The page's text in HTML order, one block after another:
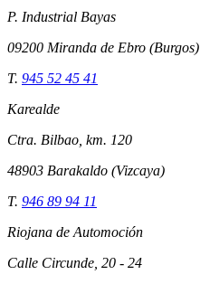
P. Industrial Bayas
09200 Miranda de Ebro (Burgos)
T. 945 52 45 41
Karealde
Ctra. Bilbao, km. 120
48903 Barakaldo (Vizcaya)
T. 946 89 94 11
Riojana de Automoción
Calle Circunde, 20 - 24